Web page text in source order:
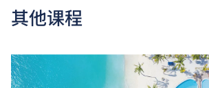
为增强对学生的学习支援，学院或
衔接单元／增润课程；或需参加额
学费水平会每年检讨。课程第二年
及有关因素作调整。
其他课程